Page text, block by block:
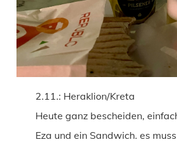
2.11.: Heraklion/Kreta
Heute ganz bescheiden,
Eza und ein Sandwich. es